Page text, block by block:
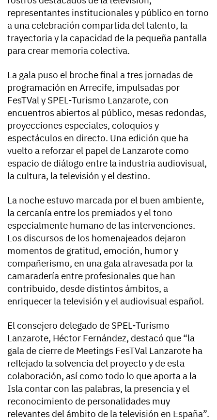
representantes institucionales y público en torno
a una celebración compartida del talento, la
trayectoria y la capacidad de la pequeña pantalla
para crear memoria colectiva.
La gala puso el broche final a tres jornadas de
programación en Arrecife, impulsadas por
FesTVal y SPEL-Turismo Lanzarote, con
encuentros abiertos al público, mesas redondas,
proyecciones especiales, coloquios y
espectáculos en directo. Una edición que ha
vuelto a reforzar el papel de Lanzarote como
espacio de diálogo entre la industria audiovisual,
la cultura, la televisión y el destino.
La noche estuvo marcada por el buen ambiente,
la cercanía entre los premiados y el tono
especialmente humano de las intervenciones.
Los discursos de los homenajeados dejaron
momentos de gratitud, emoción, humor y
compañerismo, en una gala atravesada por la
camaradería entre profesionales que han
contribuido, desde distintos ámbitos, a
enriquecer la televisión y el audiovisual español.
El consejero delegado de SPEL-Turismo
Lanzarote, Héctor Fernández, destacó que “la
gala de cierre de Meetings FesTVal Lanzarote ha
reflejado la solvencia del proyecto y de esta
colaboración, así como todo lo que aporta a la
Isla contar con las palabras, la presencia y el
reconocimiento de personalidades muy
relevantes del ámbito de la televisión en España”.